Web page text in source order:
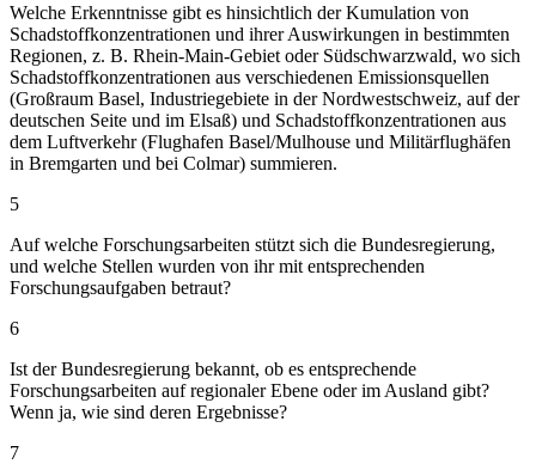
Welche Erkenntnisse gibt es hinsichtlich der Kumulation von
Schadstoffkonzentrationen und ihrer Auswirkungen in bestimmten
Regionen, z. B. Rhein-Main-Gebiet oder Südschwarzwald, wo sich
Schadstoffkonzentrationen aus verschiedenen Emissionsquellen
(Großraum Basel, Industriegebiete in der Nordwestschweiz, auf der
deutschen Seite und im Elsaß) und Schadstoffkonzentrationen aus
dem Luftverkehr (Flughafen Basel/Mulhouse und Militärflughäfen
in Bremgarten und bei Colmar) summieren.
5
Auf welche Forschungsarbeiten stützt sich die Bundesregierung,
und welche Stellen wurden von ihr mit entsprechenden
Forschungsaufgaben betraut?
6
Ist der Bundesregierung bekannt, ob es entsprechende
Forschungsarbeiten auf regionaler Ebene oder im Ausland gibt?
Wenn ja, wie sind deren Ergebnisse?
7